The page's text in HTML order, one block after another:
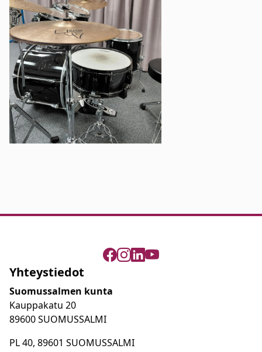
Yhteystiedot
Suomussalmen kunta
Kauppakatu 20
89600 SUOMUSSALMI
PL 40, 89601 SUOMUSSALMI